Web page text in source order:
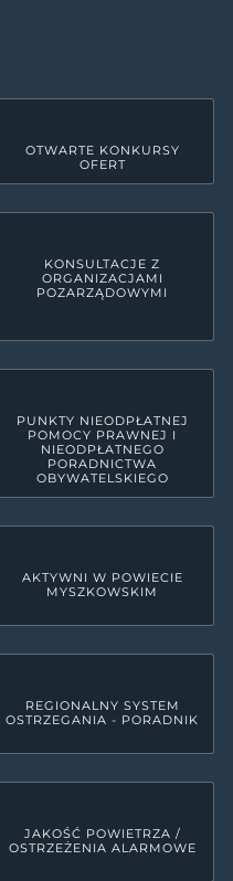
OTWARTE KONKURSY
OFERT
KONSULTACJE Z
ORGANIZACJAMI
POZARZĄDOWYMI
PUNKTY NIEODPŁATNEJ
POMOCY PRAWNEJ I
NIEODPŁATNEGO
PORADNICTWA
OBYWATELSKIEGO
AKTYWNI W POWIECIE
MYSZKOWSKIM
REGIONALNY SYSTEM
OSTRZEGANIA - PORADNIK
JAKOŚĆ POWIETRZA /
OSTRZEŻENIA ALARMOWE